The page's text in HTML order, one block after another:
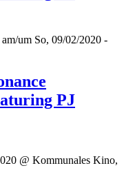
am/um So, 09/02/2020 -
PJ
@ Kommunales Kino,